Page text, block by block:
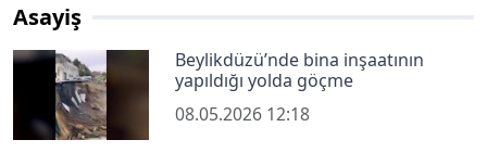
Asayiş
Beylikdüzü’nde bina inşaatının
yapıldığı yolda göçme
08.05.2026 12:18